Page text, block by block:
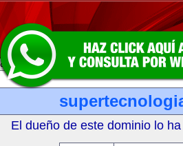
El dueño de este dominio lo